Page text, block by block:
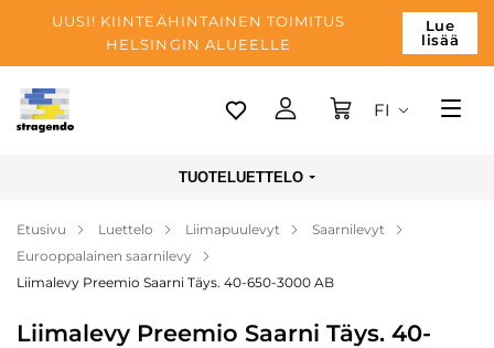
UUSI! KIINTEÄHINTAINEN TOIMITUS
HELSINGIN ALUEELLE
Lue
lisää
Tallinn
Maksu
Yrityksen
Blogi
FI
TUOTELUETTELO
Etusivu Luettelo Liimapuulevyt
Saarnilevyt
Eurooppalainen saarnilevy
Liimalevy Preemio Saarni Täys. 40-650-3000 AB
Liimalevy Preemio Saarni Täys. 40-